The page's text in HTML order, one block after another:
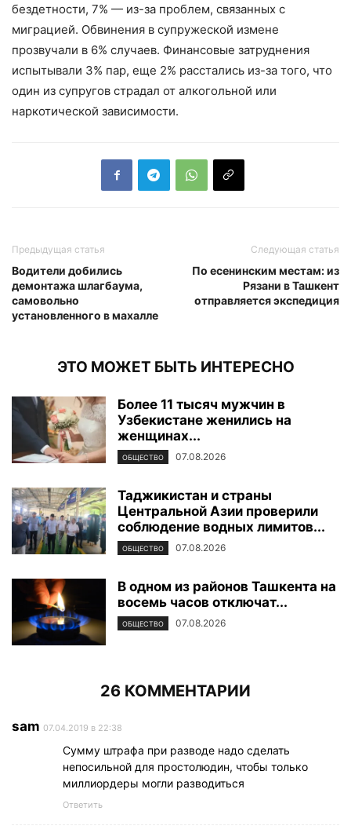
бездетности, 7% — из-за проблем, связанных с
миграцией. Обвинения в супружеской измене
прозвучали в 6% случаев. Финансовые затруднения
испытывали 3% пар, еще 2% расстались из-за того, что
один из супругов страдал от алкогольной или
наркотической зависимости.
Предыдущая статья
Водители добились
демонтажа шлагбаума,
самовольно
установленного в махалле
Следующая статья
По есенинским местам: из
Рязани в Ташкент
отправляется экспедиция
ЭТО МОЖЕТ БЫТЬ ИНТЕРЕСНО
Более 11 тысяч мужчин в
Узбекистане женились на
женщинах...
ОБЩЕСТВО 07.08.2026
Таджикистан и страны
Центральной Азии проверили
соблюдение водных лимитов...
ОБЩЕСТВО 07.08.2026
В одном из районов Ташкента на
восемь часов отключат...
ОБЩЕСТВО 07.08.2026
26 КОММЕНТАРИИ
sam 07.04.2019 в 22:38
Сумму штрафа при разводе надо сделать
непосильной для простолюдин, чтобы только
миллиордеры могли разводиться
Ответить